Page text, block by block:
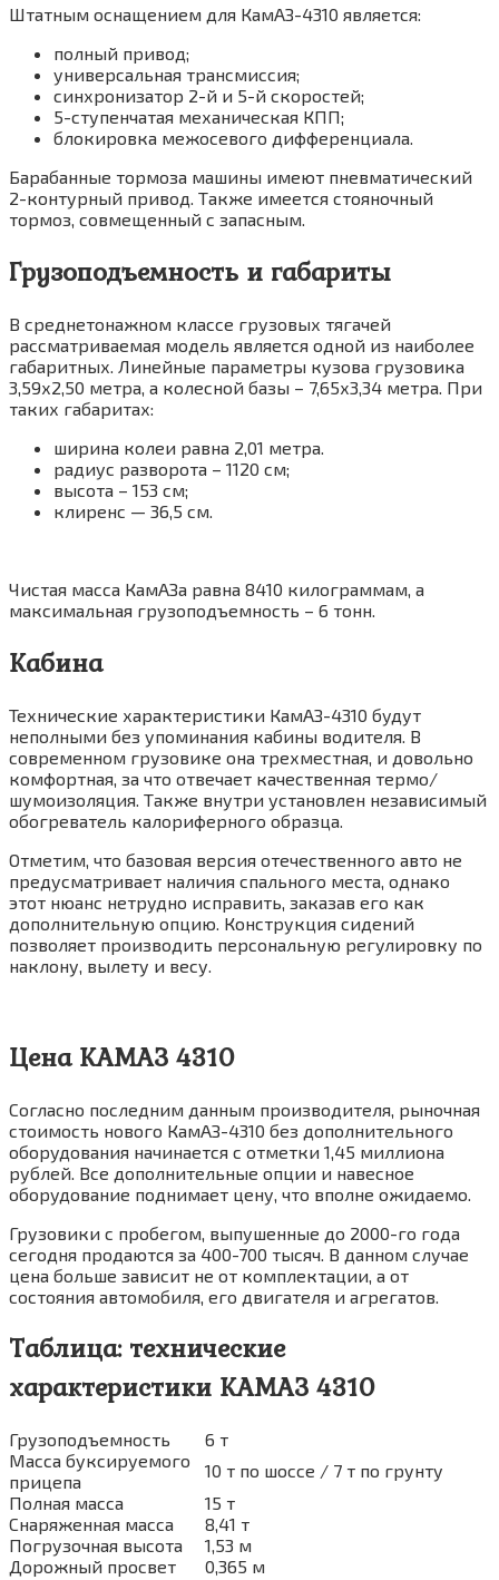
Штатным оснащением для КамАЗ-4310 является:
полный привод;
универсальная трансмиссия;
синхронизатор 2-й и 5-й скоростей;
5-ступенчатая механическая КПП;
блокировка межосевого дифференциала.
Барабанные тормоза машины имеют пневматический
2-контурный привод. Также имеется стояночный
тормоз, совмещенный с запасным.
Грузоподъемность и габариты
В среднетонажном классе грузовых тягачей
рассматриваемая модель является одной из наиболее
габаритных. Линейные параметры кузова грузовика
3,59х2,50 метра, а колесной базы – 7,65х3,34 метра. При
таких габаритах:
ширина колеи равна 2,01 метра.
радиус разворота – 1120 см;
высота – 153 см;
клиренс — 36,5 см.
Чистая масса КамАЗа равна 8410 килограммам, а
максимальная грузоподъемность – 6 тонн.
Кабина
Технические характеристики КамАЗ-4310 будут
неполными без упоминания кабины водителя. В
современном грузовике она трехместная, и довольно
комфортная, за что отвечает качественная термо/
шумоизоляция. Также внутри установлен независимый
обогреватель калориферного образца.
Отметим, что базовая версия отечественного авто не
предусматривает наличия спального места, однако
этот нюанс нетрудно исправить, заказав его как
дополнительную опцию. Конструкция сидений
позволяет производить персональную регулировку по
наклону, вылету и весу.
Цена КАМАЗ 4310
Согласно последним данным производителя, рыночная
стоимость нового КамАЗ-4310 без дополнительного
оборудования начинается с отметки 1,45 миллиона
рублей. Все дополнительные опции и навесное
оборудование поднимает цену, что вполне ожидаемо.
Грузовики с пробегом, выпушенные до 2000-го года
сегодня продаются за 400-700 тысяч. В данном случае
цена больше зависит не от комплектации, а от
состояния автомобиля, его двигателя и агрегатов.
Таблица: технические
характеристики КАМАЗ 4310
Грузоподъемность
6 т
Масса буксируемого
прицепа
10 т по шоссе / 7 т по грунту
Полная масса
15 т
Снаряженная масса
8,41 т
Погрузочная высота
1,53 м
Дорожный просвет
0,365 м